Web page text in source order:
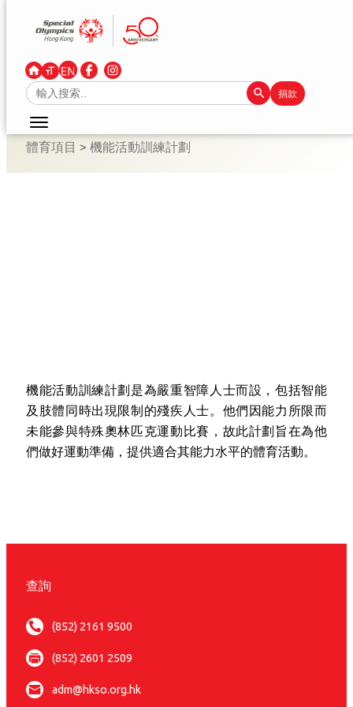
Search
for:
Search Button
捐款
體育項目 > 機能活動訓練計劃
機能活動訓練計劃是為嚴重智障人士而設，包括智能
及肢體同時出現限制的殘疾人士。他們因能力所限而
未能參與特殊奧林匹克運動比賽，故此計劃旨在為他
們做好運動準備，提供適合其能力水平的體育活動。
查詢
(852) 2161 9500
(852) 2601 2509
adm@hkso.org.hk